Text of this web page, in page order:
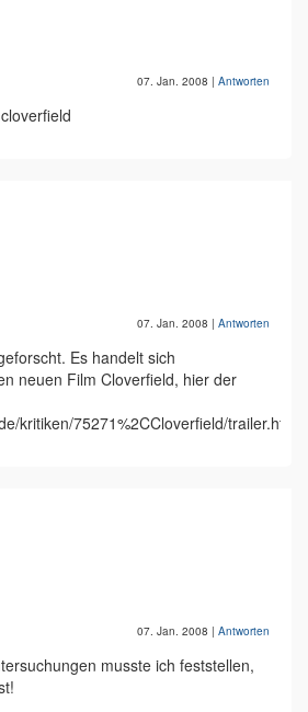
07. Jan. 2008 | Antworten
07. Jan. 2008 | Antworten
Es handelt sich
neuen Film Cloverfield, hier der
kritiken/75271%2CCloverfield/trailer.html
07. Jan. 2008 | Antworten
musste ich feststellen,